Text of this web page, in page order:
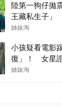
陸第一狗仔拋
王藏私生子」
姊妹淘
小孩疑看電影
復」！ 女星
姊妹淘